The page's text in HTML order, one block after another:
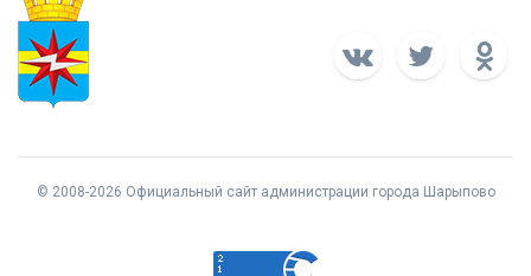
© 2008-2026 Официальный сайт администрации города Шарыпово